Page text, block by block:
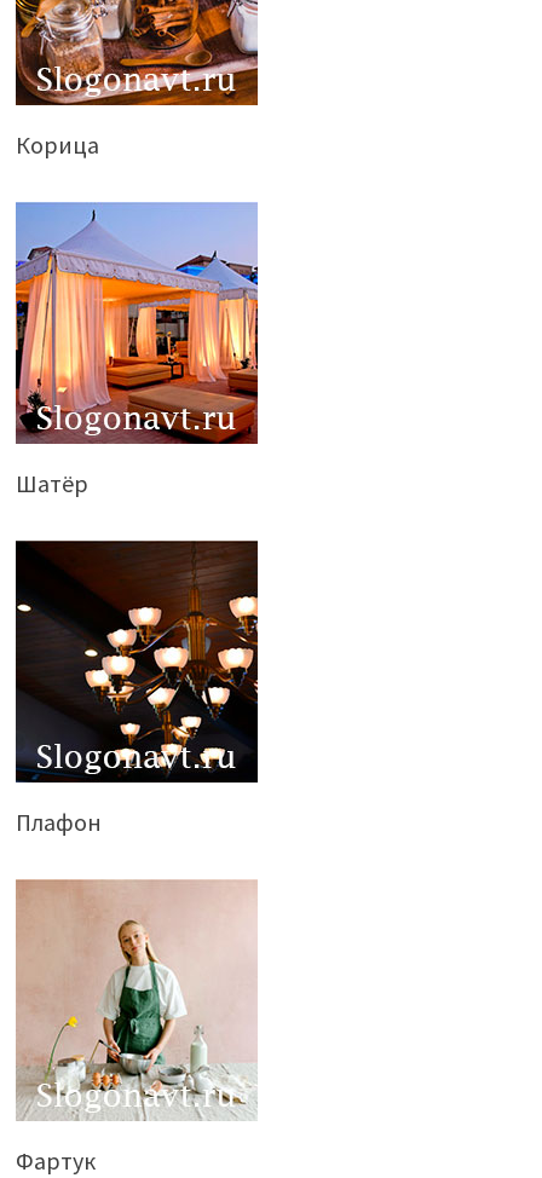
Корица
Шатёр
Плафон
Фартук